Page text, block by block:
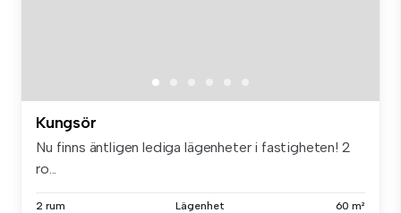
Kungsör
Nu finns äntligen lediga lägenheter i fastigheten! 2
ro...
2 rum Lägenhet 60 m²